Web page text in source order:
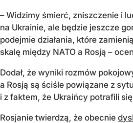
– Widzimy śmierć, zniszczenie i
na Ukrainie, ale będzie jeszcze
podejmie działania, które
skalę między NATO a Rosją –
Dodał, że wyniki rozmów
a Rosją są ściśle powiązane z
i z faktem, że Ukraińcy potrafili
Rosjanie twierdzą, że obecnie